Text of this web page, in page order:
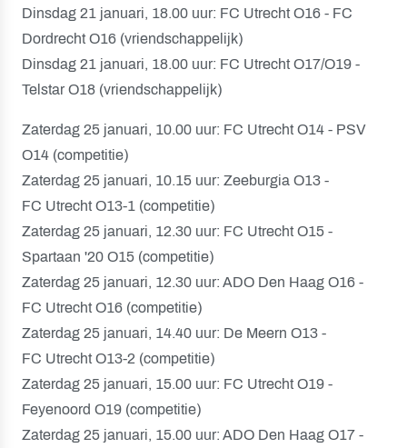
Dinsdag 21 januari, 18.00 uur: FC Utrecht O16 - FC
Dordrecht O16 (vriendschappelijk)
Dinsdag 21 januari, 18.00 uur: FC Utrecht O17/O19 -
Telstar O18 (vriendschappelijk)
Zaterdag 25 januari, 10.00 uur: FC Utrecht O14 - PSV
O14 (competitie)
Zaterdag 25 januari, 10.15 uur: Zeeburgia O13 -
FC Utrecht O13-1 (competitie)
Zaterdag 25 januari, 12.30 uur: FC Utrecht O15 -
Spartaan '20 O15 (competitie)
Zaterdag 25 januari, 12.30 uur: ADO Den Haag O16 -
FC Utrecht O16 (competitie)
Zaterdag 25 januari, 14.40 uur: De Meern O13 -
FC Utrecht O13-2 (competitie)
Zaterdag 25 januari, 15.00 uur: FC Utrecht O19 -
Feyenoord O19 (competitie)
Zaterdag 25 januari, 15.00 uur: ADO Den Haag O17 -